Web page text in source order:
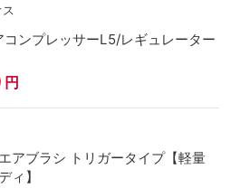
ス
コンプレッサーL5/レギュレーター
円
アブラシ トリガータイプ【軽量
ィ】